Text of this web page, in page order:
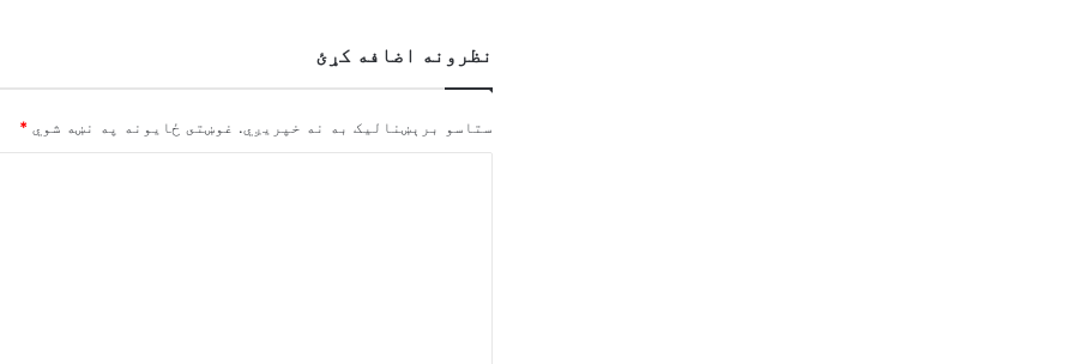
نظرونه اضافه کړئ
ستاسو برېښناليک به نه خپريږي. غوښتى ځایونه په نښه شوي *